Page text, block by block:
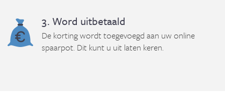
3. Word uitbetaald
De korting wordt toegevoegd aan uw online
spaarpot. Dit kunt u uit laten keren.